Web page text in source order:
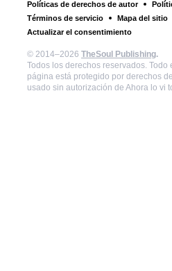
Políticas de derechos de autor
Términos de servicio
Mapa del sitio
Actualizar el consentimiento
© 2014–2026 TheSoul Publishing.
Todos los derechos reservados. Todo
página está protegido por derechos
usado sin autorización de Ahora lo vi